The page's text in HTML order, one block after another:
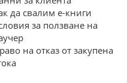
да свалим е-книги
за ползване на
на отказ от закупена